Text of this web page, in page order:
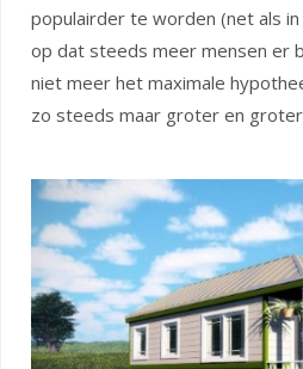
populairder te worden (net als in
op dat steeds meer mensen er
niet meer het maximale
zo steeds maar groter en